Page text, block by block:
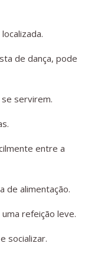
de dança, pode
servirem.
entre a
de alimentação.
refeição leve.
socializar.